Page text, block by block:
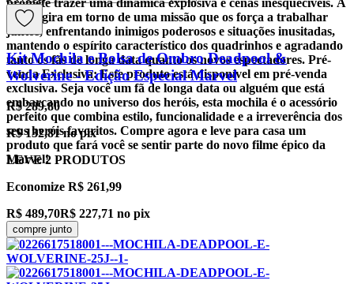
trama gira em torno de uma missão que os força a trabalhar
juntos, enfrentando inimigos poderosos e situações inusitadas,
mantendo o espírito característico dos quadrinhos e agradando
tanto os fãs de longa data quanto os novos espectadores. Pré-
venda Exclusiva:Este produto está disponível em pré-venda
exclusiva. Seja você um fã de longa data ou alguém que está
embarcando no universo dos heróis, esta mochila é o acessório
perfeito que combina estilo, funcionalidade e a irreverência dos
seus heróis favoritos. Compre agora e leve para casa um
produto que fará você se sentir parte do novo filme épico da
Marvel!
Kit Mochila e Bolsa de Ombro Deadpool &
Wolverine - Edição Especial Marvel
R$ 289,80
R$ 132,81 no pix
LEVE2 PRODUTOS
Economize R$ 261,99
R$ 489,70R$ 227,71 no pix
compre junto